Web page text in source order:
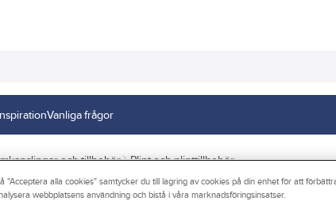
Vanliga frågor
och tillbehör Plint och plinttillbehör
"Acceptera alla cookies" samtycker du till lagring av cookies på din enhet för att
webbplatsens användning och bistå i våra marknadsföringsinsatser.